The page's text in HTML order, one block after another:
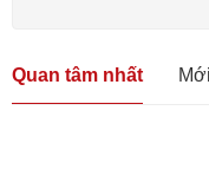
Quan tâm nhất